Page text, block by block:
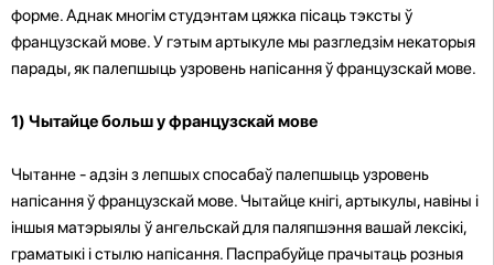
форме. Аднак многім студэнтам цяжка пісаць тэксты ў
французскай мове. У гэтым артыкуле мы разгледзім некаторыя
парады, як палепшыць узровень напісання ў французскай мове.
1) Чытайце больш у французскай мове
Чытанне - адзін з лепшых спосабаў палепшыць узровень
напісання ў французскай мове. Чытайце кнігі, артыкулы, навіны і
іншыя матэрыялы ў ангельскай для паляпшэння вашай лексікі,
граматыкі і стылю напісання. Паспрабуйце прачытаць розныя